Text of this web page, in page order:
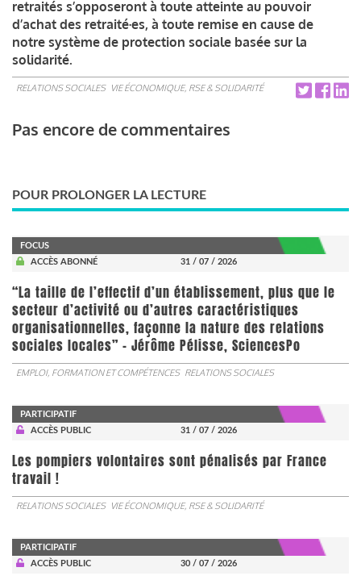
retraités s’opposeront à toute atteinte au pouvoir
d’achat des retraité·es, à toute remise en cause de
notre système de protection sociale basée sur la
solidarité.
RELATIONS SOCIALES VIE ÉCONOMIQUE, RSE & SOLIDARITÉ
Pas encore de commentaires
POUR PROLONGER LA LECTURE
FOCUS
ACCÈS ABONNÉ
31 / 07 / 2026
“La taille de l’effectif d’un établissement, plus que le
secteur d’activité ou d’autres caractéristiques
organisationnelles, façonne la nature des relations
sociales locales” - Jérôme Pélisse, SciencesPo
EMPLOI, FORMATION ET COMPÉTENCES RELATIONS SOCIALES
PARTICIPATIF
ACCÈS PUBLIC
31 / 07 / 2026
Les pompiers volontaires sont pénalisés par France
travail !
RELATIONS SOCIALES VIE ÉCONOMIQUE, RSE & SOLIDARITÉ
PARTICIPATIF
ACCÈS PUBLIC
30 / 07 / 2026